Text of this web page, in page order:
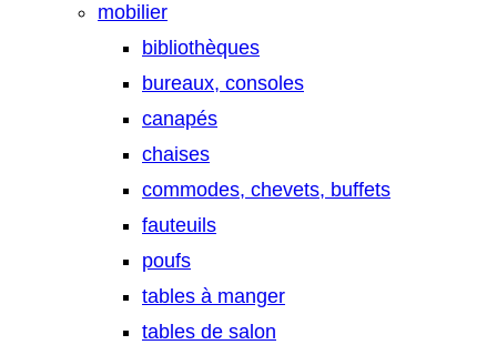
mobilier
bibliothèques
bureaux, consoles
canapés
chaises
commodes, chevets, buffets
fauteuils
poufs
tables à manger
tables de salon